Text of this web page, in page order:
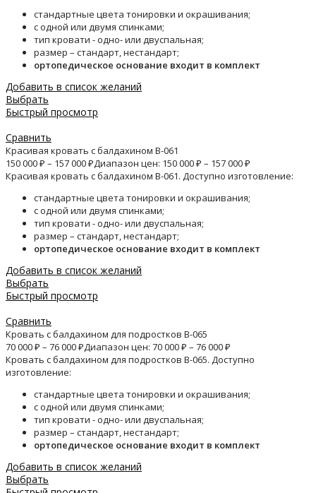
стандартные цвета тонировки и окрашивания;
с одной или двумя спинками;
тип кровати - одно- или двуспальная;
размер – стандарт, нестандарт;
ортопедическое основание входит в комплект
Добавить в список желаний
Выбрать
Быстрый просмотр
Сравнить
Красивая кровать с балдахином B-061
150 000₽ – 157 000₽Диапазон цен: 150 000 ₽ – 157 000 ₽
Красивая кровать с балдахином B-061. Доступно изготовление:
стандартные цвета тонировки и окрашивания;
с одной или двумя спинками;
тип кровати - одно- или двуспальная;
размер – стандарт, нестандарт;
ортопедическое основание входит в комплект
Добавить в список желаний
Выбрать
Быстрый просмотр
Сравнить
Кровать с балдахином для подростков B-065
70 000₽ – 76 000₽Диапазон цен: 70 000 ₽ – 76 000 ₽
Кровать с балдахином для подростков B-065. Доступно
изготовление:
стандартные цвета тонировки и окрашивания;
с одной или двумя спинками;
тип кровати - одно- или двуспальная;
размер – стандарт, нестандарт;
ортопедическое основание входит в комплект
Добавить в список желаний
Выбрать